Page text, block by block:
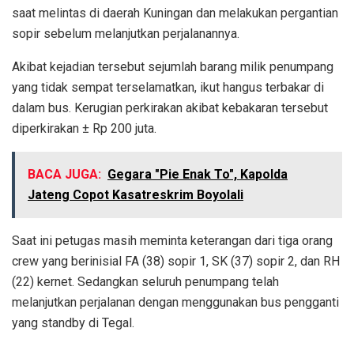
saat melintas di daerah Kuningan dan melakukan pergantian
sopir sebelum melanjutkan perjalanannya.
Akibat kejadian tersebut sejumlah barang milik penumpang
yang tidak sempat terselamatkan, ikut hangus terbakar di
dalam bus. Kerugian perkirakan akibat kebakaran tersebut
diperkirakan ± Rp 200 juta.
BACA JUGA: Gegara "Pie Enak To", Kapolda
Jateng Copot Kasatreskrim Boyolali
Saat ini petugas masih meminta keterangan dari tiga orang
crew yang berinisial FA (38) sopir 1, SK (37) sopir 2, dan RH
(22) kernet. Sedangkan seluruh penumpang telah
melanjutkan perjalanan dengan menggunakan bus pengganti
yang standby di Tegal.